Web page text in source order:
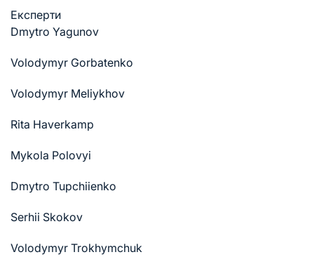
Експерти
Dmytro Yagunov
Volodymyr Gorbatenko
Volodymyr Meliykhov
Rita Haverkamp
Mykola Polovyi
Dmytro Tupchiienko
Serhii Skokov
Volodymyr Trokhymchuk